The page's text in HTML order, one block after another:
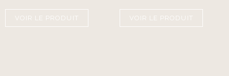
VOIR LE PRODUIT VOIR LE PRODUIT